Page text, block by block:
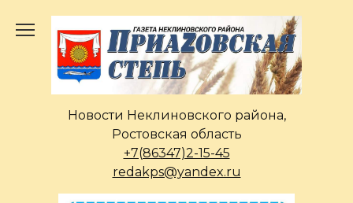
содержанию
Новости Неклиновского района,
Ростовская область
+7(86347)2-15-45
redakps@yandex.ru